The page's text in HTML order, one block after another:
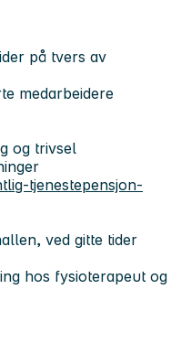
på tvers av
medarbeidere
og trivsel
tjenestepensjon-
ved gitte tider
hos fysioterapeut og